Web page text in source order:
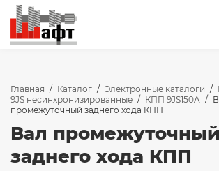
Главная / Каталог / Электронные каталоги /
9JS несинхронизированные / КПП 9JS150A /
промежуточный заднего хода КПП
Вал промежуточный
заднего хода КПП